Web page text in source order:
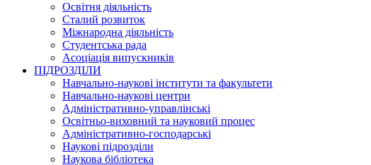
Освітня діяльність
Сталий розвиток
Міжнародна діяльність
Студентська рада
Асоціація випускників
ПІДРОЗДІЛИ
Навчально-наукові інститути та факультети
Навчально-наукові центри
Адміністративно-управлінські
Освітньо-виховний та науковий процес
Адміністративно-господарські
Наукові підрозділи
Наукова бібліотека